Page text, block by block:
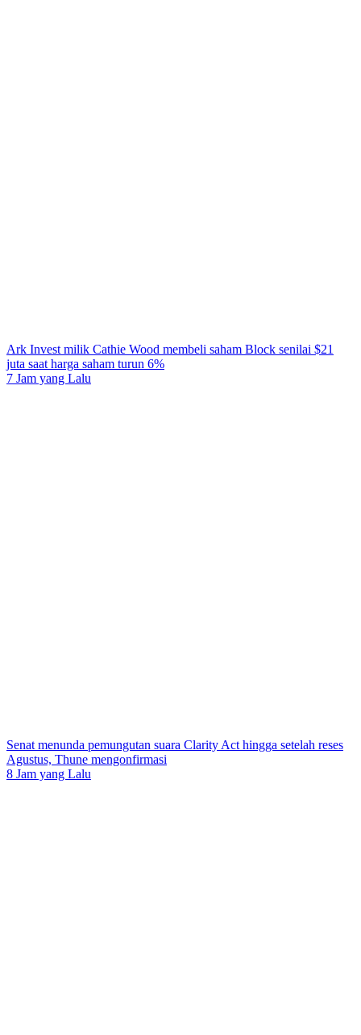
Ark Invest milik Cathie Wood membeli saham Block senilai $21
juta saat harga saham turun 6%
7 Jam yang Lalu
Senat menunda pemungutan suara Clarity Act hingga setelah reses
Agustus, Thune mengonfirmasi
8 Jam yang Lalu